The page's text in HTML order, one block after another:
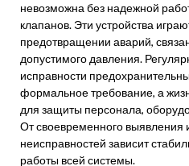
невозможна без надежной
клапанов. Эти устройства
предотвращении аварий,
допустимого давления.
исправности
формальное требование, а
для защиты персонала,
От своевременного выявления
неисправностей зависит
работы всей системы.